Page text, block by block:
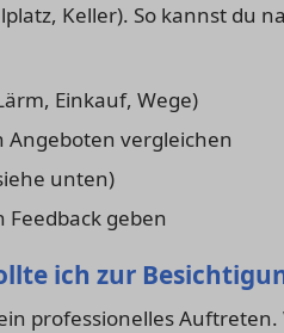
Keller). So kannst du
Einkauf, Wege)
vergleichen
unten)
geben
ich zur
professionelles